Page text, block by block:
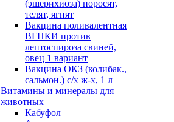
(эшерихиоза) поросят,
телят, ягнят
Вакцина поливалентная
ВГНКИ против
лептоспироза свиней,
овец 1 вариант
Вакцина ОКЗ (колибак.,
сальмон.) с/х ж-х, 1 л
Витамины и минералы для
животных
Кабуфол